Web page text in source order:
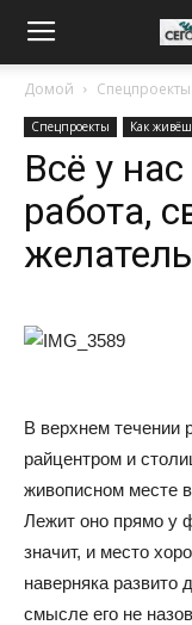
Домой Спецпроекты
Спецпроекты Как
Всё у
работа,
В верхнем течении
райцентром и
живописном месте
Лежит оно прямо у
значит, и место
наверняка развито
смысле его не